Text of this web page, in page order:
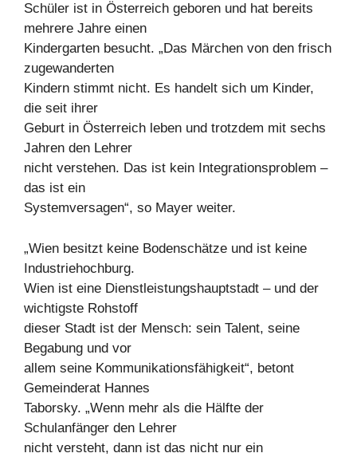
Schüler ist in Österreich geboren und hat bereits
mehrere Jahre einen
Kindergarten besucht. „Das Märchen von den frisch
zugewanderten
Kindern stimmt nicht. Es handelt sich um Kinder,
die seit ihrer
Geburt in Österreich leben und trotzdem mit sechs
Jahren den Lehrer
nicht verstehen. Das ist kein Integrationsproblem –
das ist ein
Systemversagen“, so Mayer weiter.
„Wien besitzt keine Bodenschätze und ist keine
Industriehochburg.
Wien ist eine Dienstleistungshauptstadt – und der
wichtigste Rohstoff
dieser Stadt ist der Mensch: sein Talent, seine
Begabung und vor
allem seine Kommunikationsfähigkeit“, betont
Gemeinderat Hannes
Taborsky. „Wenn mehr als die Hälfte der
Schulanfänger den Lehrer
nicht versteht, dann ist das nicht nur ein